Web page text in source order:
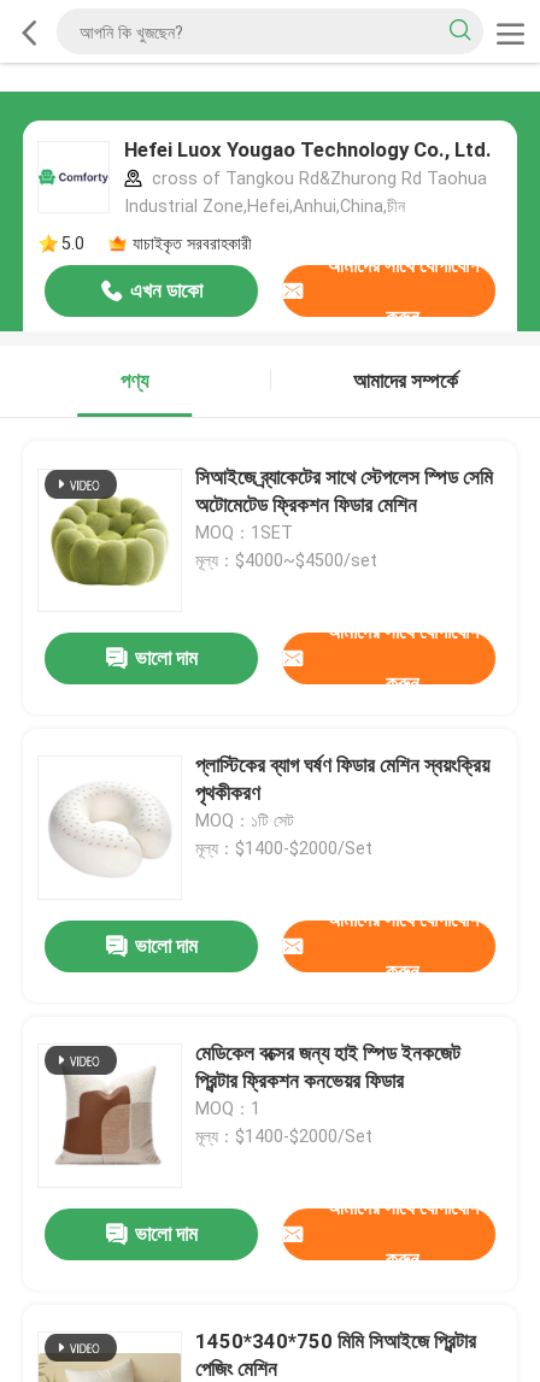
Hefei Luox Yougao Technology Co., Ltd.
cross of Tangkou Rd&Zhurong Rd Taohua
Industrial Zone,Hefei,Anhui,China,চীন
5.0
যাচাইকৃত সরবরাহকারী
এখন ডাকো
আমাদের সাথে যোগাযোগ
করুন
পণ্য আমাদের সম্পর্কে
সিআইজে ব্র্যাকেটের সাথে স্টেপলেস স্পিড সেমি
অটোমেটেড ফ্রিকশন ফিডার মেশিন
MOQ：1SET
মূল্য：$4000~$4500/set
ভালো দাম
আমাদের সাথে যোগাযোগ
করুন
প্লাস্টিকের ব্যাগ ঘর্ষণ ফিডার মেশিন স্বয়ংক্রিয়
পৃথকীকরণ
MOQ：১টি সেট
মূল্য：$1400-$2000/Set
ভালো দাম
আমাদের সাথে যোগাযোগ
করুন
মেডিকেল বক্সের জন্য হাই স্পিড ইনকজেট
প্রিন্টার ফ্রিকশন কনভেয়র ফিডার
MOQ：1
মূল্য：$1400-$2000/Set
ভালো দাম
আমাদের সাথে যোগাযোগ
করুন
1450*340*750 মিমি সিআইজে প্রিন্টার
পেজিং মেশিন